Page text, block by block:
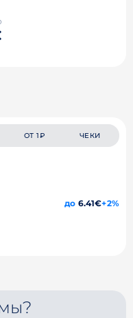
ОТ 1₽ ЧЕКИ
до 6.41€+2%